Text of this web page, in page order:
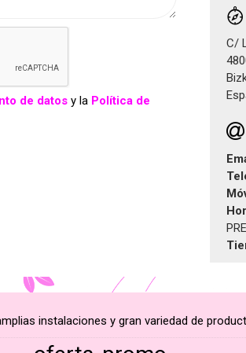
de datos y la Política de
C/
instalaciones y gran variedad de